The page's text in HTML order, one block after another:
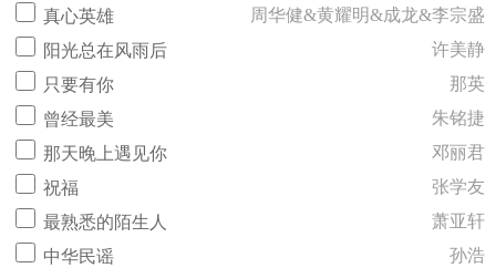
真心英雄
周华健&黄耀明&成龙&李宗盛
阳光总在风雨后
许美静
只要有你
那英
曾经最美
朱铭捷
那天晚上遇见你
邓丽君
祝福
张学友
最熟悉的陌生人
萧亚轩
中华民谣
孙浩